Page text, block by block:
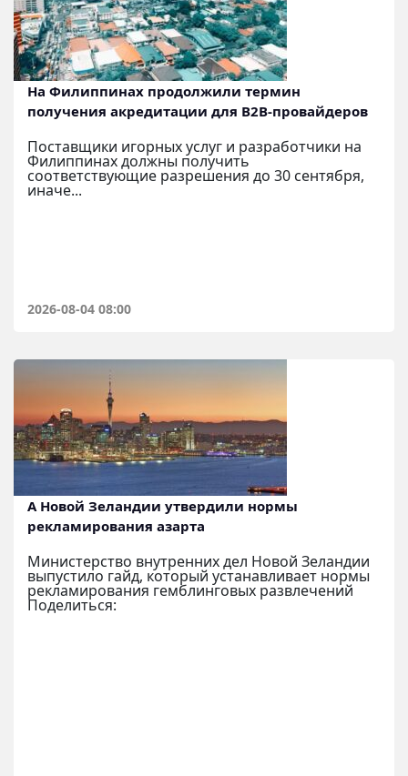
На Филиппинах продолжили термин
получения акредитации для B2B-провайдеров
Поставщики игорных услуг и разработчики на
Филиппинах должны получить
соответствующие разрешения до 30 сентября,
иначе...
2026-08-04 08:00
А Новой Зеландии утвердили нормы
рекламирования азарта
Министерство внутренних дел Новой Зеландии
выпустило гайд, который устанавливает нормы
рекламирования гемблинговых развлечений
Поделиться: